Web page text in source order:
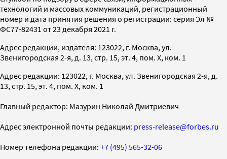
технологий и массовых коммуникаций, регистрационный
номер и дата принятия решения о регистрации: серия Эл №
ФС77-82431 от 23 декабря 2021 г.
Адрес редакции, издателя: 123022, г. Москва, ул.
Звенигородская 2-я, д. 13, стр. 15, эт. 4, пом. X, ком. 1
Адрес редакции: 123022, г. Москва, ул. Звенигородская 2-я, д.
13, стр. 15, эт. 4, пом. X, ком. 1
Главный редактор: Мазурин Николай Дмитриевич
Адрес электронной почты редакции: press-release@forbes.ru
Номер телефона редакции: +7 (495) 565-32-06